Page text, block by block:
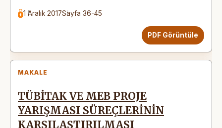
1 Aralık 2017Sayfa 36-45
PDF Görüntüle
MAKALE
TÜBİTAK VE MEB PROJE
YARIŞMASI SÜREÇLERİNİN
KARŞILAŞTIRILMASI